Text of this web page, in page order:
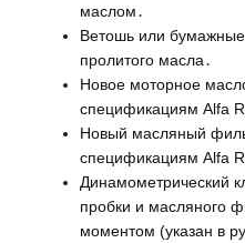
маслом․
Ветошь или
пролитого масла․
Новое моторное
спецификациям Alfa
Новый масляный
спецификациям Alfa
Динамометрический
пробки и масляного
моментом (указан в